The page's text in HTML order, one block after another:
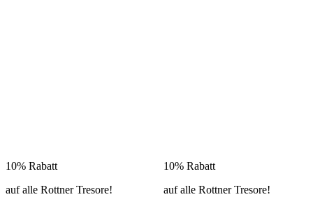
10% Rabatt
auf alle Rottner Tresore!
10% Rabatt
auf alle Rottner Tresore!